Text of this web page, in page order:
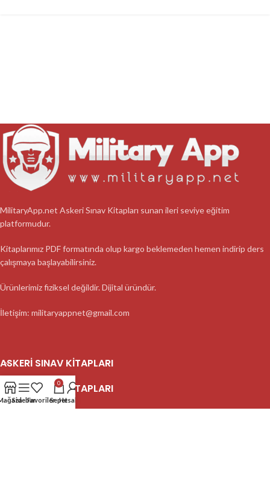
MilitaryApp.net Askeri Sınav Kitapları sunan ileri seviye eğitim
platformudur.
Kitaplarımız PDF formatında olup kargo beklemeden hemen indirip ders
çalışmaya başlayabilirsiniz.
Ürünlerimiz fiziksel değildir. Dijital üründür.
İletişim: militaryappnet@gmail.com
ASKERI SINAV KITAPLARI
ASKERI SINAV KITAPLARI
SidebarFavoriler
0
SepetHesabım